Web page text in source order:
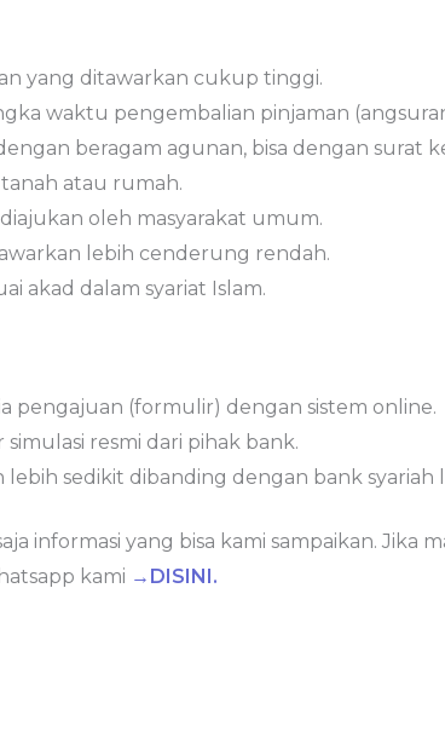
yang ditawarkan cukup tinggi.
waktu pengembalian pinjaman
beragam agunan, bisa dengan surat
atau rumah.
oleh masyarakat umum.
lebih cenderung rendah.
akad dalam syariat Islam.
pengajuan (formulir) dengan sistem online.
resmi dari pihak bank.
lebih sedikit dibanding dengan bank syariah
informasi yang bisa kami sampaikan. Jika
kami →DISINI.